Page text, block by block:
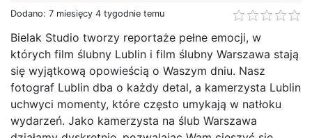
Dodano: 7 miesięcy 4 tygodnie temu
Bielak Studio tworzy reportaże pełne emocji, w
których film ślubny Lublin i film ślubny Warszawa stają
się wyjątkową opowieścią o Waszym dniu. Nasz
fotograf Lublin dba o każdy detal, a kamerzysta Lublin
uchwyci momenty, które często umykają w natłoku
wydarzeń. Jako kamerzysta na ślub Warszawa